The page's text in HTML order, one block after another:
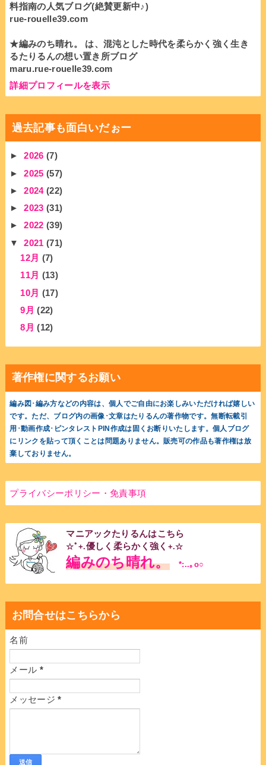
料指南の人気ブログ(絶賛更新中♪)
rue-rouelle39.com
★編みのち晴れ。 は、混沌とした時代を柔らかく強く生き
るたりるんの想い置き所ブログ
maru.rue-rouelle39.com
詳細プロフィールを表示
過去記事も面白いだぉー
►2026(7)
►2025(57)
►2024(22)
►2023(31)
►2022(39)
▼2021(71)
12月 (7)
11月 (13)
10月 (17)
9月(22)
8月(12)
著作権に関するお願い
編み図･編み方などの内容は、個人でご自由にお楽しみいただければ嬉しい
です。ただ、ブログ内の画像･文章はたりるんの著作物です。無断転載引
用･動画作成･ピンタレストPIN作成は固くお断りいたします。個人ブログ
にリンクを貼って頂くことは問題ありません。販売可の作品も著作権は放
棄しておりません。
プライバシーポリシー・免責事項
マニアックたりるんはこちら
☆ﾟ+.優しく柔らかく強く +.☆
編みのち晴れ。 *:..｡o○
お問合せはこちらから
名前
メール *
メッセージ*